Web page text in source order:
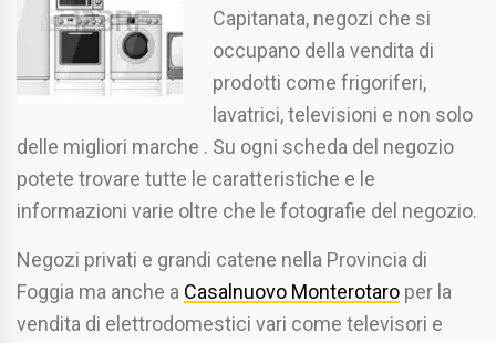
Capitanata, negozi che si
occupano della vendita di
prodotti come frigoriferi,
lavatrici, televisioni e non solo
delle migliori marche . Su ogni scheda del negozio
potete trovare tutte le caratteristiche e le
informazioni varie oltre che le fotografie del negozio.
Negozi privati e grandi catene nella Provincia di
Foggia ma anche a Casalnuovo Monterotaro per la
vendita di elettrodomestici vari come televisori e